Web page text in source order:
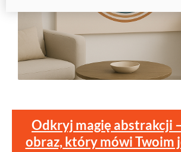
Odkryj magię abstrakcji
obraz, który mówi Twoim